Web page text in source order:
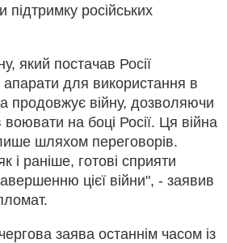
російських
який постачав Росії
апарати для використання в
продовжує війну, дозволяючи
на боці Росії. Ця війна
шляхом переговорів.
і раніше, готові сприяти
цієї війни", - заявив
заява останнім часом із